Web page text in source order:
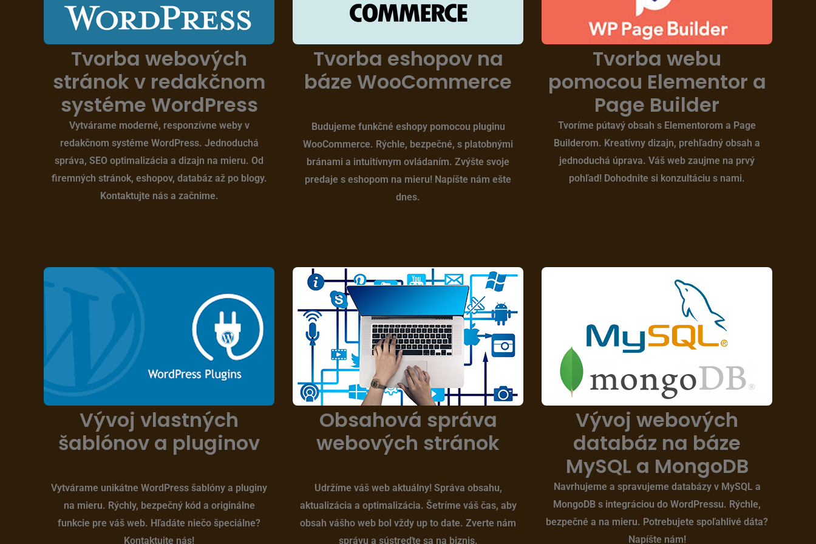
Tvorba webových
stránok v redakčnom
systéme WordPress
Vytvárame moderné, responzívne weby v
redakčnom systéme WordPress. Jednoduchá
správa, SEO optimalizácia a dizajn na mieru. Od
firemných stránok, eshopov, databáz až po blogy.
Kontaktujte nás a začnime.
Tvorba eshopov na
báze WooCommerce
Budujeme funkčné eshopy pomocou pluginu
WooCommerce. Rýchle, bezpečné, s platobnými
bránami a intuitívnym ovládaním. Zvýšte svoje
predaje s eshopom na mieru! Napíšte nám ešte
dnes.
Tvorba webu
pomocou Elementor a
Page Builder
Tvoríme pútavý obsah s Elementorom a Page
Builderom. Kreatívny dizajn, prehľadný obsah a
jednoduchá úprava. Váš web zaujme na prvý
pohľad! Dohodnite si konzultáciu s nami.
Vývoj vlastných
šablónov a pluginov
Vytvárame unikátne WordPress šablóny a pluginy
na mieru. Rýchly, bezpečný kód a originálne
funkcie pre váš web. Hľadáte niečo špeciálne?
Kontaktujte nás!
Obsahová správa
webových stránok
Udržíme váš web aktuálny! Správa obsahu,
aktualizácia a optimalizácia. Šetríme váš čas, aby
obsah vášho web bol vždy up to date. Zverte nám
správu a sústreďte sa na biznis.
Vývoj webových
databáz na báze
MySQL a MongoDB
Navrhujeme a spravujeme databázy v MySQL a
MongoDB s integráciou do WordPressu. Rýchle,
bezpečné a na mieru. Potrebujete spoľahlivé dáta?
Napíšte nám!